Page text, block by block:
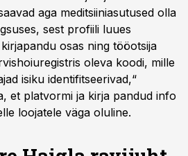
aga meditsiiniasutused olla
sest profiili luues
osas ning tööotsija
oleva koodi, mille
isiku identifitseerivad,“
et platvormi ja kirja pandud info
loojatele väga oluline.